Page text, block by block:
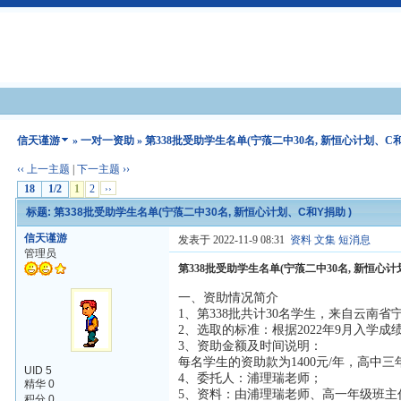
信天谨游 »一对一资助 » 第338批受助学生名单(宁蒗二中30名, 新恒心计划、C
‹‹ 上一主题 |下一主题 ››
18
1/2 1 2 ››
标题: 第338批受助学生名单(宁蒗二中30名, 新恒心计划、C和Y捐助 )
信天谨游
管理员
UID 5
精华 0
发表于 2022-11-9 08:31 资料 文集 短消息
第338批受助学生名单(宁蒗二中30名, 新恒心
一、资助情况简介
1、第338批共计30名学生，来自云南省
2、选取的标准：根据2022年9月入学成
3、资助金额及时间说明：
每名学生的资助款为1400元/年，高中三
4、委托人：浦理瑞老师；
5、资料：由浦理瑞老师、高一年级班